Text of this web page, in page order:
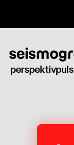
perspektivpuls